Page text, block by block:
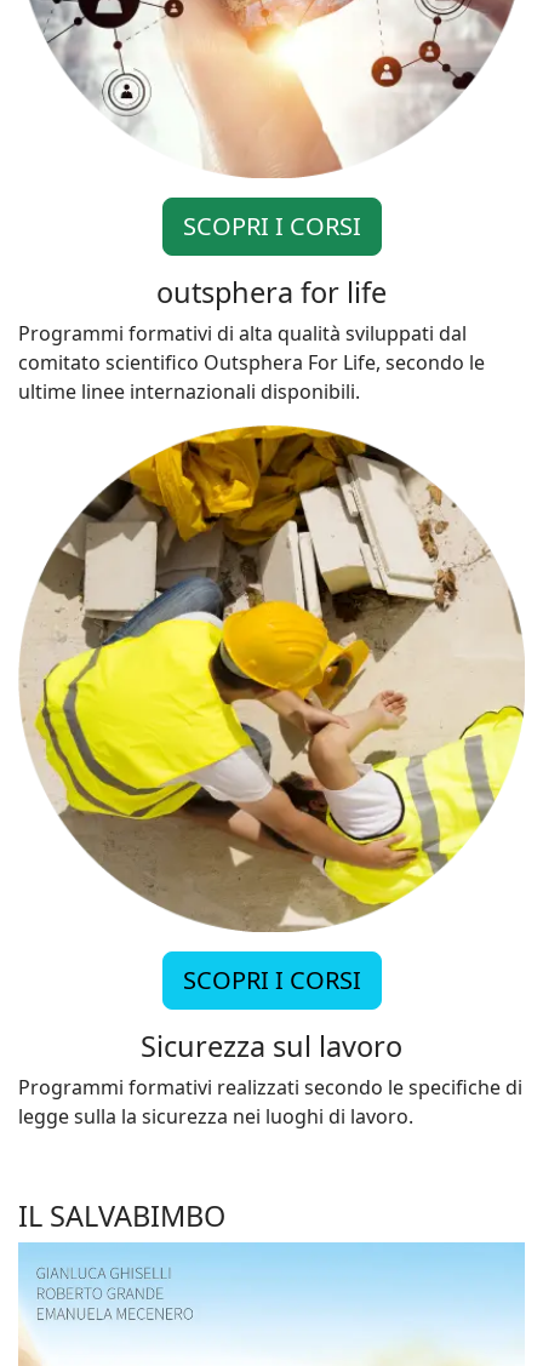
SCOPRI I CORSI
outsphera for life
Programmi formativi di alta qualità sviluppati dal
comitato scientifico Outsphera For Life, secondo le
ultime linee internazionali disponibili.
SCOPRI I CORSI
Sicurezza sul lavoro
Programmi formativi realizzati secondo le specifiche di
legge sulla la sicurezza nei luoghi di lavoro.
IL SALVABIMBO